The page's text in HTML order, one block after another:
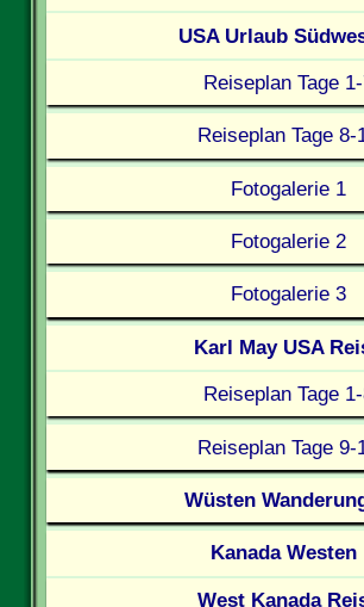
USA Urlaub
Reiseplan Tage
Reiseplan Tage 8-
Fotogalerie 1
Fotogalerie 2
Fotogalerie 3
Karl May USA
Reiseplan Tage
Reiseplan Tage 9-
Wüsten
Kanada Westen
West Kanada